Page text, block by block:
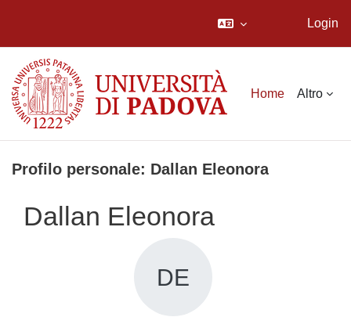
Login
Home Altro
Profilo personale: Dallan Eleonora
Dallan Eleonora
DE